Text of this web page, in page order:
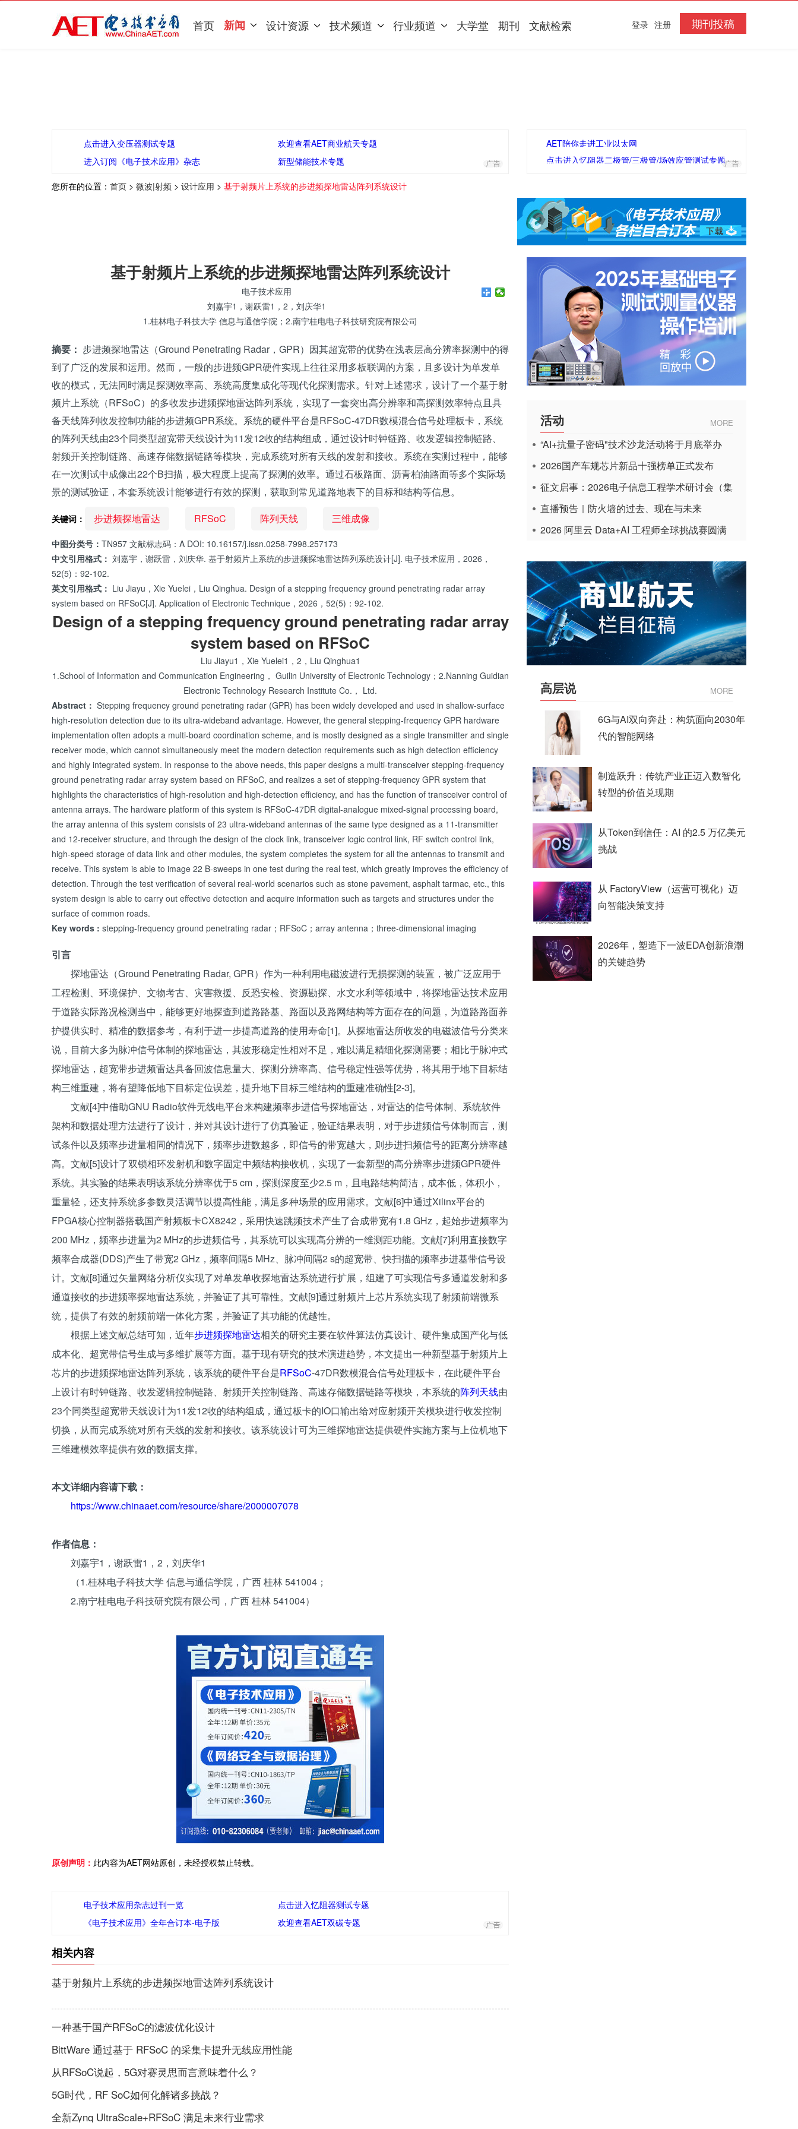
首页 新闻 设计资源 技术频道 行业频道 大学堂 期刊 文献检索 期刊投稿
登录 注册
点击进入变压器测试专题
欢迎查看AET商业航天专题
进入订阅《电子技术应用》杂志
新型储能技术专题
AET陪你走进工业以太网
点击进入忆阻器二极管/三极管/场效应管测试专题
您所在的位置： 首页 > 微波|射频 > 设计应用 > 基于射频片上系统的步进频探地雷达阵列系统设计
基于射频片上系统的步进频探地雷达阵列系统设计
电子技术应用
刘嘉宇1，谢跃雷1，2，刘庆华1
1.桂林电子科技大学 信息与通信学院；2.南宁桂电电子科技研究院有限公司
摘要： 步进频探地雷达（Ground Penetrating Radar，GPR）因其超宽带的优势在浅表层高分辨率探测中的得
到了广泛的发展和运用。然而，一般的步进频GPR硬件实现上往往采用多板联调的方案，且多设计为单发单
收的模式，无法同时满足探测效率高、系统高度集成化等现代化探测需求。针对上述需求，设计了一个基于射
频片上系统（RFSoC）的多收发步进频探地雷达阵列系统，实现了一套突出高分辨率和高探测效率特点且具
备天线阵列收发控制功能的步进频GPR系统。系统的硬件平台是RFSoC-47DR数模混合信号处理板卡，系统
的阵列天线由23个同类型超宽带天线设计为11发12收的结构组成，通过设计时钟链路、收发逻辑控制链路、
射频开关控制链路、高速存储数据链路等模块，完成系统对所有天线的发射和接收。系统在实测过程中，能够
在一次测试中成像出22个B扫描，极大程度上提高了探测的效率。通过石板路面、沥青柏油路面等多个实际场
景的测试验证，本套系统设计能够进行有效的探测，获取到常见道路地表下的目标和结构等信息。
关键词： 步进频探地雷达 RFSoC 阵列天线 三维成像
中图分类号： TN957 文献标志码：A DOI: 10.16157/j.issn.0258-7998.257173
中文引用格式： 刘嘉宇，谢跃雷，刘庆华. 基于射频片上系统的步进频探地雷达阵列系统设计[J]. 电子技术应用，2026，
52(5)：92-102.
英文引用格式： Liu Jiayu，Xie Yuelei，Liu Qinghua. Design of a stepping frequency ground penetrating radar array
system based on RFSoC[J]. Application of Electronic Technique，2026，52(5)：92-102.
Design of a stepping frequency ground penetrating radar array
system based on RFSoC
Liu Jiayu1，Xie Yuelei1，2，Liu Qinghua1
1.School of Information and Communication Engineering， Guilin University of Electronic Technology；2.Nanning Guidian
Electronic Technology Research Institute Co.， Ltd.
Abstract： Stepping frequency ground penetrating radar (GPR) has been widely developed and used in shallow-surface
high-resolution detection due to its ultra-wideband advantage. However, the general stepping-frequency GPR hardware
implementation often adopts a multi-board coordination scheme, and is mostly designed as a single transmitter and single
receiver mode, which cannot simultaneously meet the modern detection requirements such as high detection efficiency
and highly integrated system. In response to the above needs, this paper designs a multi-transceiver stepping-frequency
ground penetrating radar array system based on RFSoC, and realizes a set of stepping-frequency GPR system that
highlights the characteristics of high-resolution and high-detection efficiency, and has the function of transceiver control of
antenna arrays. The hardware platform of this system is RFSoC-47DR digital-analogue mixed-signal processing board,
the array antenna of this system consists of 23 ultra-wideband antennas of the same type designed as a 11-transmitter
and 12-receiver structure, and through the design of the clock link, transceiver logic control link, RF switch control link,
high-speed storage of data link and other modules, the system completes the system for all the antennas to transmit and
receive. This system is able to image 22 B-sweeps in one test during the real test, which greatly improves the efficiency of
detection. Through the test verification of several real-world scenarios such as stone pavement, asphalt tarmac, etc., this
system design is able to carry out effective detection and acquire information such as targets and structures under the
surface of common roads.
Key words : stepping-frequency ground penetrating radar；RFSoC；array antenna；three-dimensional imaging
引言
探地雷达（Ground Penetrating Radar, GPR）作为一种利用电磁波进行无损探测的装置，被广泛应用于
工程检测、环境保护、文物考古、灾害救援、反恐安检、资源勘探、水文水利等领域中，将探地雷达技术应用
于道路实际路况检测当中，能够更好地探查到道路路基、路面以及路网结构等方面存在的问题，为道路路面养
护提供实时、精准的数据参考，有利于进一步提高道路的使用寿命[1]。从探地雷达所收发的电磁波信号分类来
说，目前大多为脉冲信号体制的探地雷达，其波形稳定性相对不足，难以满足精细化探测需要；相比于脉冲式
探地雷达，超宽带步进频雷达具备回波信息量大、探测分辨率高、信号稳定性强等优势，将其用于地下目标结
构三维重建，将有望降低地下目标定位误差，提升地下目标三维结构的重建准确性[2-3]。
文献[4]中借助GNU Radio软件无线电平台来构建频率步进信号探地雷达，对雷达的信号体制、系统软件
架构和数据处理方法进行了设计，并对其设计进行了仿真验证，验证结果表明，对于步进频信号体制而言，测
试条件以及频率步进量相同的情况下，频率步进数越多，即信号的带宽越大，则步进扫频信号的距离分辨率越
高。文献[5]设计了双锁相环发射机和数字固定中频结构接收机，实现了一套新型的高分辨率步进频GPR硬件
系统。其实验的结果表明该系统分辨率优于5 cm，探测深度至少2.5 m，且电路结构简洁，成本低，体积小，
重量轻，还支持系统多参数灵活调节以提高性能，满足多种场景的应用需求。文献[6]中通过Xilinx平台的
FPGA核心控制器搭载国产射频板卡CX8242，采用快速跳频技术产生了合成带宽有1.8 GHz，起始步进频率为
200 MHz，频率步进量为2 MHz的步进频信号，其系统可以实现高分辨的一维测距功能。文献[7]利用直接数字
频率合成器(DDS)产生了带宽2 GHz，频率间隔5 MHz、脉冲间隔2 s的超宽带、快扫描的频率步进基带信号设
计。文献[8]通过矢量网络分析仪实现了对单发单收探地雷达系统进行扩展，组建了可实现信号多通道发射和多
通道接收的步进频率探地雷达系统，并验证了其可靠性。文献[9]通过射频片上芯片系统实现了射频前端微系
统，提供了有效的射频前端一体化方案，并验证了其功能的优越性。
根据上述文献总结可知，近年步进频探地雷达相关的研究主要在软件算法仿真设计、硬件集成国产化与低
成本化、超宽带信号生成与多维扩展等方面。基于现有研究的技术演进趋势，本文提出一种新型基于射频片上
芯片的步进频探地雷达阵列系统，该系统的硬件平台是RFSoC-47DR数模混合信号处理板卡，在此硬件平台
上设计有时钟链路、收发逻辑控制链路、射频开关控制链路、高速存储数据链路等模块，本系统的阵列天线由
23个同类型超宽带天线设计为11发12收的结构组成，通过板卡的IO口输出给对应射频开关模块进行收发控制
切换，从而完成系统对所有天线的发射和接收。该系统设计可为三维探地雷达提供硬件实施方案与上位机地下
三维建模效率提供有效的数据支撑。
本文详细内容请下载：
https://www.chinaaet.com/resource/share/2000007078
作者信息：
刘嘉宇1，谢跃雷1，2，刘庆华1
（1.桂林电子科技大学 信息与通信学院，广西 桂林 541004；
2.南宁桂电电子科技研究院有限公司，广西 桂林 541004）
原创声明： 此内容为AET网站原创，未经授权禁止转载。
电子技术应用杂志过刊一览
点击进入忆阻器测试专题
《电子技术应用》全年合订本-电子版
欢迎查看AET双碳专题
相关内容
基于射频片上系统的步进频探地雷达阵列系统设计
一种基于国产RFSoC的滤波优化设计
BittWare 通过基于 RFSoC 的采集卡提升无线应用性能
从RFSoC说起，5G对赛灵思而言意味着什么？
5G时代，RF SoC如何化解诸多挑战？
全新Zynq UltraScale+RFSoC 满足未来行业需求
活动 MORE
“AI+抗量子密码"技术沙龙活动将于月底举办
2026国产车规芯片新品十强榜单正式发布
征文启事：2026电子信息工程学术研讨会（集
成电路应用杂志）
直播预告｜防火墙的过去、现在与未来
2026 阿里云 Data+AI 工程师全球挑战赛圆满
高层说 MORE
6G与AI双向奔赴：构筑面向2030年
代的智能网络
制造跃升：传统产业正迈入数智化
转型的价值兑现期
从Token到信任：AI 的2.5 万亿美元
挑战
从 FactoryView（运营可视化）迈
向智能决策支持
2026年，塑造下一波EDA创新浪潮
的关键趋势